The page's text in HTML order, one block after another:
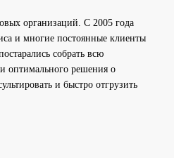
организаций. С 2005 года
и многие постоянные клиенты
собрать всю
оптимального решения о
и быстро отгрузить